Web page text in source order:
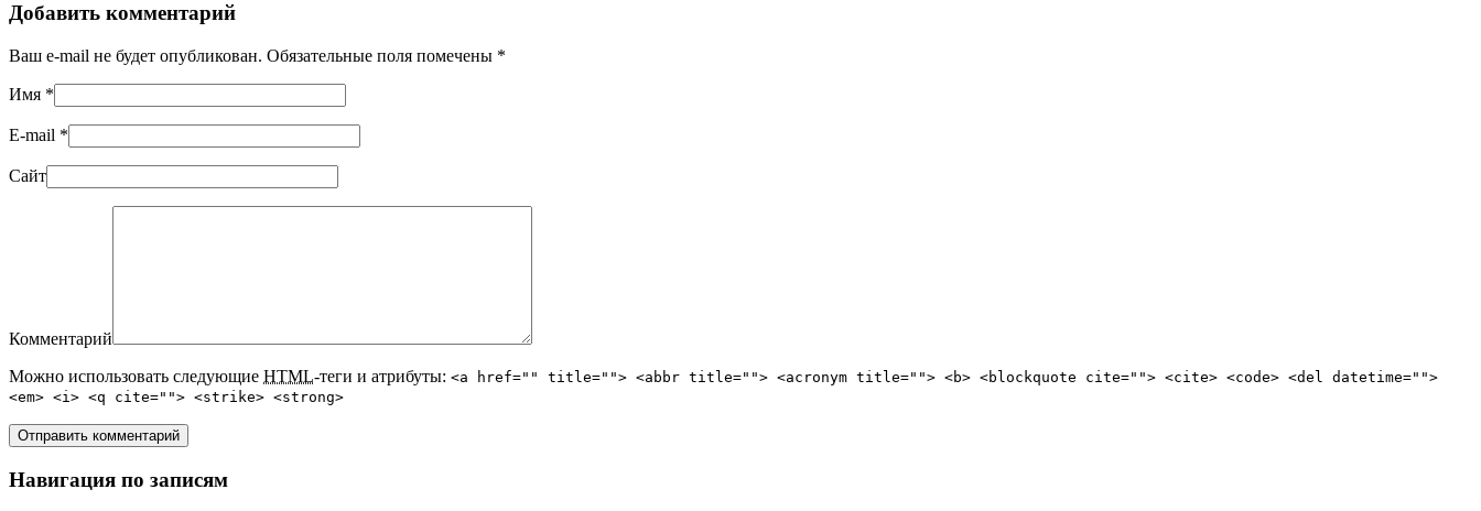
Добавить комментарий
Ваш e-mail не будет опубликован. Обязательные поля помечены *
Имя *
E-mail *
Сайт
Комментарий
Можно использовать следующие HTML-теги и атрибуты: <a href="" title=""> <abbr title=""> <acronym title=""> <b> <blockquote cite=""> <cite> <code> <del datetime="">
<em> <i> <q cite=""> <strike> <strong>
Навигация по записям